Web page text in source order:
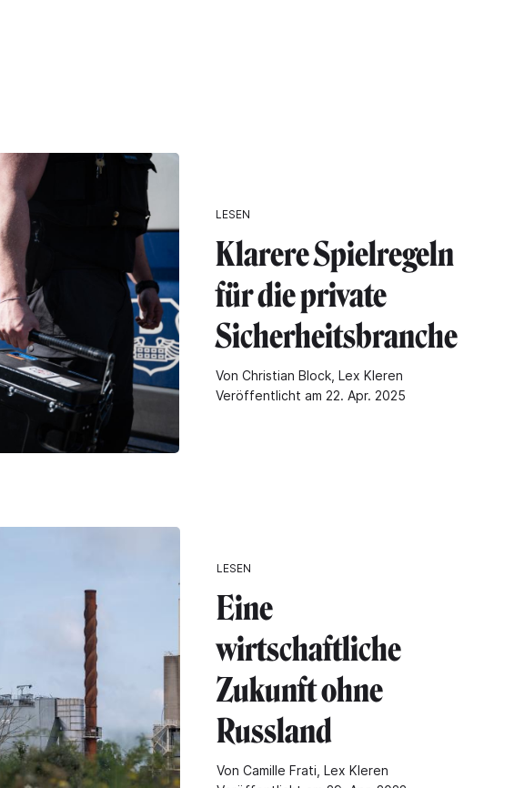
LESEN
Klarere Spielregeln
für die private
Sicherheitsbranche
Von Christian Block, Lex Kleren
Veröffentlicht am 22. Apr. 2025
LESEN
Eine
wirtschaftliche
Zukunft ohne
Russland
Von Camille Frati, Lex Kleren